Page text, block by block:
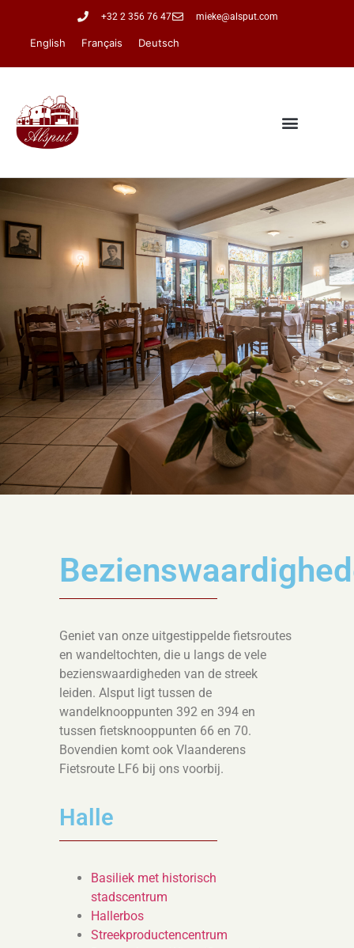
+32 2 356 76 47 mieke@alsput.com
English Français Deutsch
Geniet van onze uitgestippelde fietsroutes
en wandeltochten, die u langs de vele
bezienswaardigheden van de streek
leiden. Alsput ligt tussen de
wandelknooppunten 392 en 394 en
tussen fietsknooppunten 66 en 70.
Bovendien komt ook Vlaanderens
Fietsroute LF6 bij ons voorbij.
Halle
Basiliek met historisch
stadscentrum
Hallerbos
Streekproductencentrum